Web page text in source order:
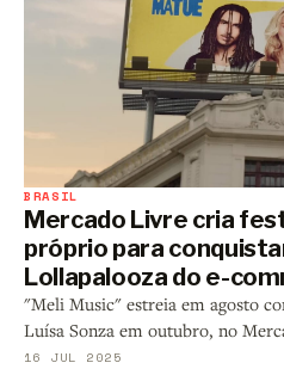
BRASIL
Mercado Livre cria
próprio para
Lollapalooza do e-
"Meli Music" estreia em agosto
Luísa Sonza em outubro, no
16 JUL 2025